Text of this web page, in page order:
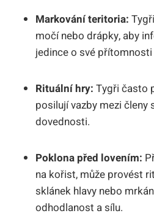
Markování teritoria:
močí nebo drápky, aby
jedince o své
Rituální hry: Tygři často
posilují vazby mezi členy
dovednosti.
Poklona před lovením:
na kořist, může provést
sklánek hlavy nebo
odhodlanost a sílu.